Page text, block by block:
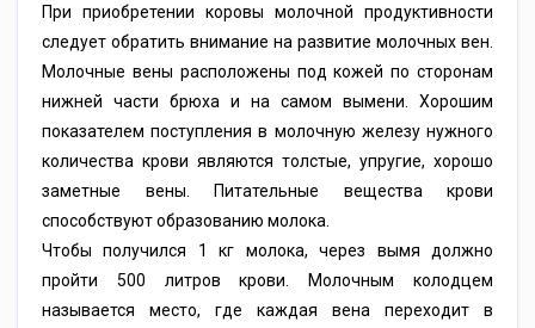
При приобретении коровы молочной продуктивности
следует обратить внимание на развитие молочных вен.
Молочные вены расположены под кожей по сторонам
нижней части брюха и на самом вымени. Хорошим
показателем поступления в молочную железу нужного
количества крови являются толстые, упругие, хорошо
заметные вены. Питательные вещества крови
способствуют образованию молока.
Чтобы получился 1 кг молока, через вымя должно
пройти 500 литров крови. Молочным колодцем
называется место, где каждая вена переходит в